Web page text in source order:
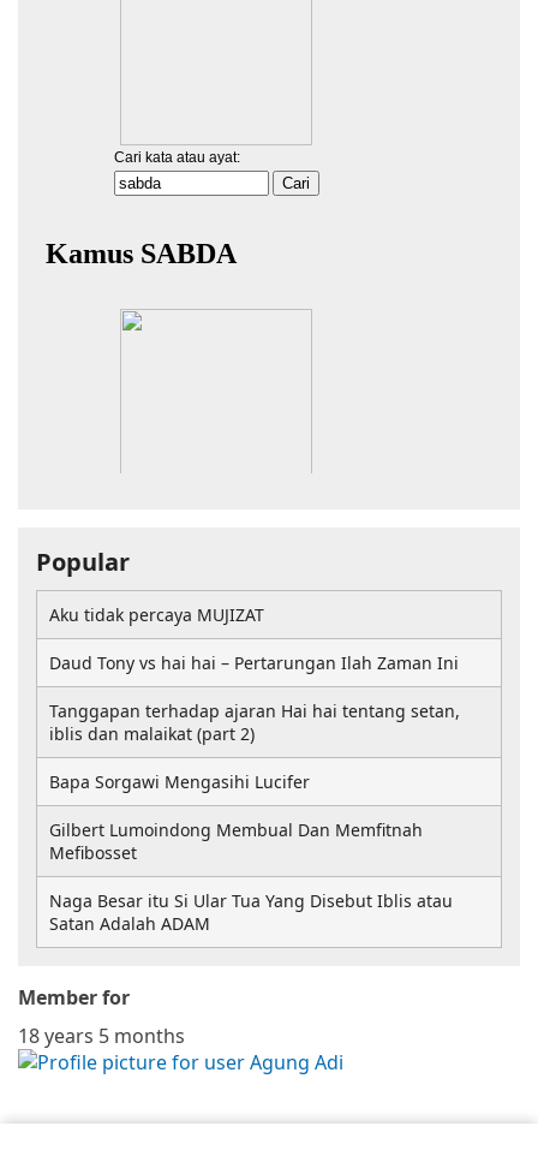
Member for
18 years 5 months
Popular
Aku tidak percaya MUJIZAT
Daud Tony vs hai hai – Pertarungan Ilah Zaman Ini
Tanggapan terhadap ajaran Hai hai tentang setan,
iblis dan malaikat (part 2)
Bapa Sorgawi Mengasihi Lucifer
Gilbert Lumoindong Membual Dan Memfitnah
Mefibosset
Naga Besar itu Si Ular Tua Yang Disebut Iblis atau
Satan Adalah ADAM